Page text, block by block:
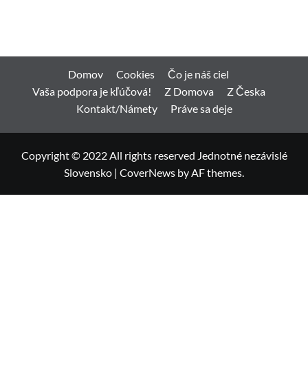
Domov Cookies
Čo je náš ciel
Vaša podpora je kľúčová!
Z Domova
Z Česka
Kontakt/Námety
Práve sa deje
Copyright © 2022 All rights reserved Jednotné nezávislé
Slovensko | CoverNews by AF themes.